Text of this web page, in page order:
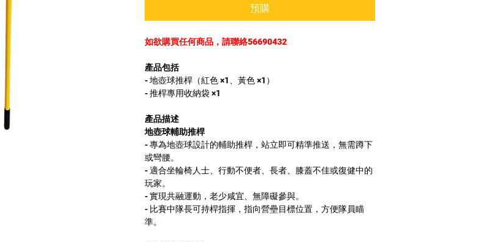
預購
如欲購買任何商品，請聯絡56690432
產品包括
- 地壺球推桿（紅色 ×1、黃色 ×1）
- 推桿專用收納袋 ×1
產品描述
地壺球輔助推桿
- 專為地壺球設計的輔助推桿，站立即可精準推送，無需蹲下
或彎腰。
- 適合坐輪椅人士、行動不便者、長者、膝蓋不佳或復健中的
玩家。
- 實現共融運動，老少咸宜、無障礙參與。
- 比賽中隊長可持桿指揮，指向營壘目標位置，方便隊員瞄
準。